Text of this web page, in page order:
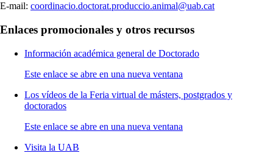
E-mail: coordinacio.doctorat.produccio.animal@uab.cat
Enlaces promocionales y otros recursos
Información académica general de Doctorado
Este enlace se abre en una nueva ventana
Los vídeos de la Feria virtual de másters, postgrados y
doctorados
Este enlace se abre en una nueva ventana
Visita la UAB